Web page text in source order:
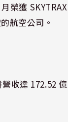
榮獲
航空公司。
收達 172.52